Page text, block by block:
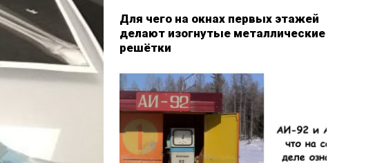
Для чего на окнах первых этажей
делают изогнутые металлические
решётки